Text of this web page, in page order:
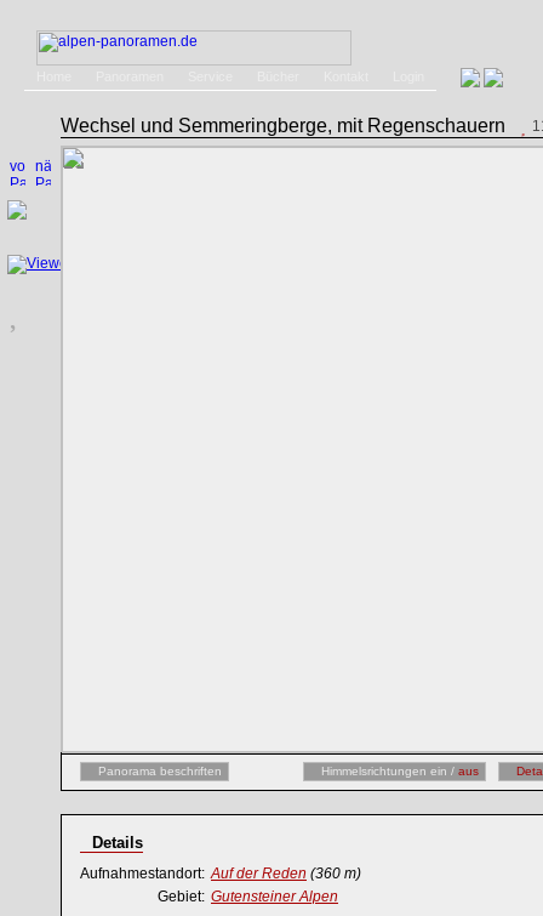
Wechsel und Semmeringberge, mit Regenschauern
Panorama beschriften Himmelsrichtungen ein / aus
Details
Aufnahmestandort: Auf der Reden (360 m)
Gebiet: Gutensteiner Alpen